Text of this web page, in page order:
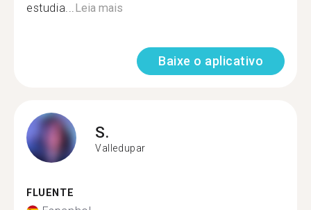
estudia... Leia mais
Baixe o aplicativo
S.
Valledupar
FLUENTE